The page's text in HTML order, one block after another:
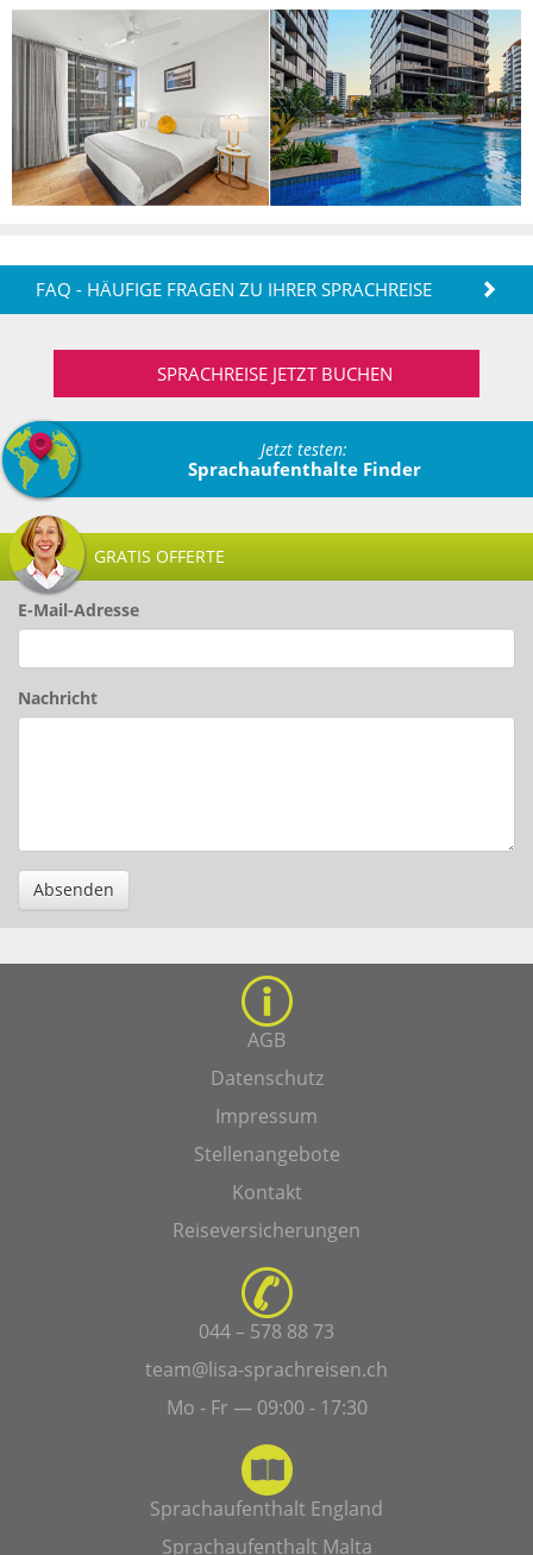
FAQ - HÄUFIGE FRAGEN ZU IHRER SPRACHREISE
SPRACHREISE JETZT BUCHEN
Jetzt testen:
Sprachaufenthalte Finder
GRATIS OFFERTE
E-Mail-Adresse
Nachricht
Absenden
AGB
Datenschutz
Impressum
Stellenangebote
Kontakt
Reiseversicherungen
044 – 578 88 73
team@lisa-sprachreisen.ch
Mo - Fr — 09:00 - 17:30
Sprachaufenthalt England
Sprachaufenthalt Malta